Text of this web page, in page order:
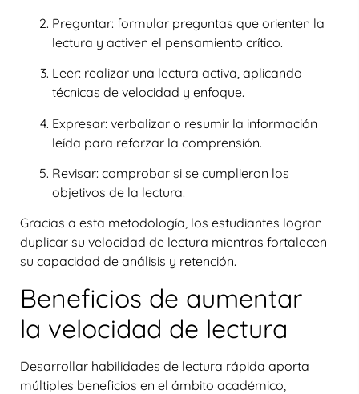
Preguntar: formular preguntas que orienten la
lectura y activen el pensamiento crítico.
Leer: realizar una lectura activa, aplicando
técnicas de velocidad y enfoque.
Expresar: verbalizar o resumir la información
leída para reforzar la comprensión.
Revisar: comprobar si se cumplieron los
objetivos de la lectura.
Gracias a esta metodología, los estudiantes logran
duplicar su velocidad de lectura mientras fortalecen
su capacidad de análisis y retención.
Beneficios de aumentar
la velocidad de lectura
Desarrollar habilidades de lectura rápida aporta
múltiples beneficios en el ámbito académico,